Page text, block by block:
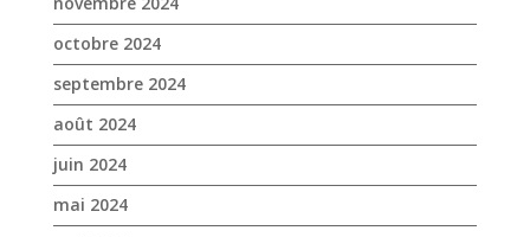
mai 2024
avril 2024
mars 2024
février 2024
janvier 2024
décembre 2023